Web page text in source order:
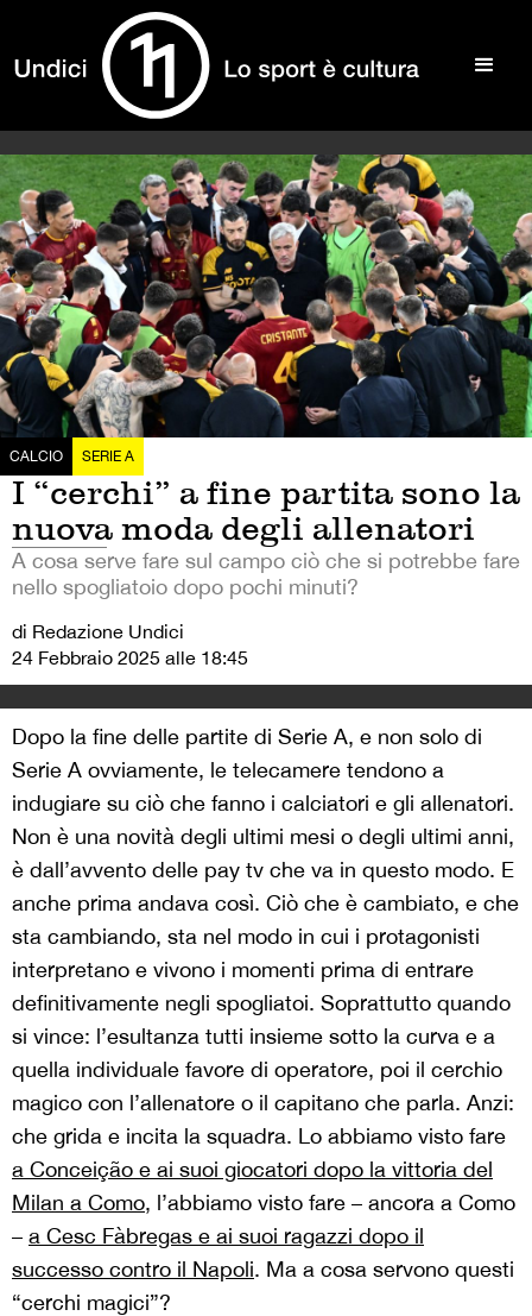
CALCIO SERIE A
I “cerchi” a fine partita sono la
nuova moda degli allenatori
A cosa serve fare sul campo ciò che si potrebbe fare
nello spogliatoio dopo pochi minuti?
di Redazione Undici
24 Febbraio 2025 alle 18:45
Dopo la fine delle partite di Serie A, e non solo di
Serie A ovviamente, le telecamere tendono a
indugiare su ciò che fanno i calciatori e gli allenatori.
Non è una novità degli ultimi mesi o degli ultimi anni,
è dall’avvento delle pay tv che va in questo modo. E
anche prima andava così. Ciò che è cambiato, e che
sta cambiando, sta nel modo in cui i protagonisti
interpretano e vivono i momenti prima di entrare
definitivamente negli spogliatoi. Soprattutto quando
si vince: l’esultanza tutti insieme sotto la curva e a
quella individuale favore di operatore, poi il cerchio
magico con l’allenatore o il capitano che parla. Anzi:
che grida e incita la squadra. Lo abbiamo visto fare
a Conceição e ai suoi giocatori dopo la vittoria del
Milan a Como, l’abbiamo visto fare – ancora a Como
– a Cesc Fàbregas e ai suoi ragazzi dopo il
successo contro il Napoli. Ma a cosa servono questi
“cerchi magici”?